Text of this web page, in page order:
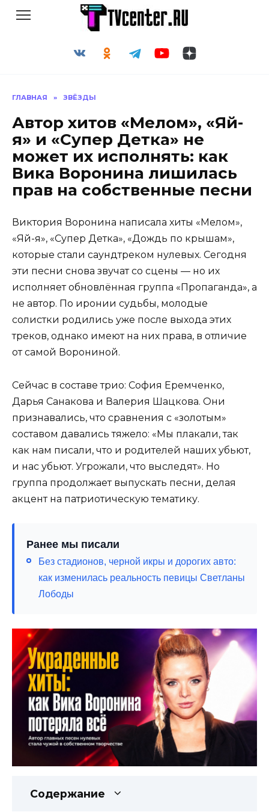
ГЛАВНАЯ » ЗВЁЗДЫ
Автор хитов «Мелом», «Яй-
я» и «Супер Детка» не
может их исполнять: как
Вика Воронина лишилась
прав на собственные песни
Виктория Воронина написала хиты «Мелом»,
«Яй-я», «Супер Детка», «Дождь по крышам»,
которые стали саундтреком нулевых. Сегодня
эти песни снова звучат со сцены — но их
исполняет обновлённая группа «Пропаганда», а
не автор. По иронии судьбы, молодые
солистки родились уже после выхода этих
треков, однако имеют на них права, в отличие
от самой Ворониной.
Сейчас в составе трио: София Еремченко,
Дарья Санакова и Валерия Шацкова. Они
признавались, что сравнения с «золотым»
составом давались тяжело: «Мы плакали, так
как нам писали, что и родителей наших убьют,
и нас убьют. Угрожали, что выследят». Но
группа продолжает выпускать песни, делая
акцент на патриотическую тематику.
Ранее мы писали
Без стадионов, черной икры и дорогих авто:
как изменилась реальность певицы Светланы
Лободы
Содержание